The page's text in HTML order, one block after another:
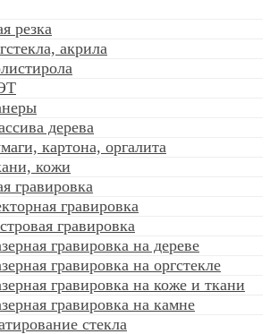
резка
акрила
дерева
картона, оргалита
кожи
гравировка
гравировка
гравировка
гравировка на дереве
гравировка на оргстекле
гравировка на коже и ткани
гравировка на камне
стекла